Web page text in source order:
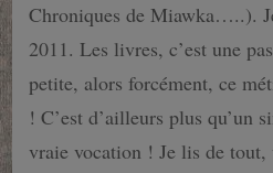
Chroniques de Miawka…..).
2011. Les livres, c’est une
petite, alors forcément, ce
! C’est d’ailleurs plus qu’un
vraie vocation ! Je lis de tout,